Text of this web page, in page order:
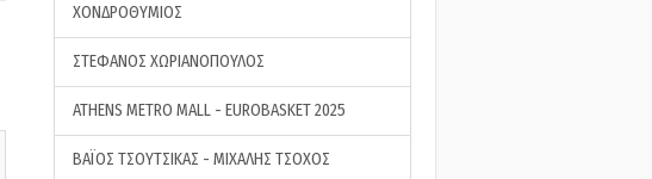
ΧΟΝΔΡΟΘΥΜΙΟΣ
ΣΤΕΦΑΝΟΣ ΧΩΡΙΑΝΟΠΟΥΛΟΣ
ATHENS METRO MALL - EUROBASKET 2025
ΒΑΪΟΣ ΤΣΟΥΤΣΙΚΑΣ - ΜΙΧΑΛΗΣ ΤΣΟΧΟΣ